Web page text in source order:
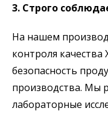
3. Строго
На нашем
контроля
безопасность
производства. Мы
лабораторные